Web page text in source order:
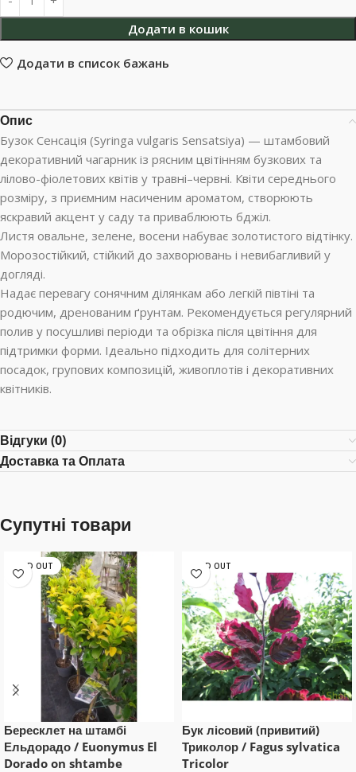
Додати в кошик
Додати в список бажань
Опис
Бузок Сенсація (Syringa vulgaris Sensatsiya) — штамбовий
декоративний чагарник із рясним цвітінням бузкових та
лілово-фіолетових квітів у травні–червні. Квіти середнього
розміру, з приємним насиченим ароматом, створюють
яскравий акцент у саду та приваблюють бджіл.
Листя овальне, зелене, восени набуває золотистого відтінку.
Морозостійкий, стійкий до захворювань і невибагливий у
догляді.
Надає перевагу сонячним ділянкам або легкій півтіні та
родючим, дренованим ґрунтам. Рекомендується регулярний
полив у посушливі періоди та обрізка після цвітіння для
підтримки форми. Ідеально підходить для солітерних
посадок, групових композицій, живоплотів і декоративних
квітників.
Відгуки (0)
Доставка та Оплата
Супутні товари
SOLD OUT
Бересклет на штамбі
Ельдорадо / Euonymus El
Dorado on shtambe
SOLD OUT
Бук лісовий (привитий)
Триколор / Fagus sylvatica
Tricolor